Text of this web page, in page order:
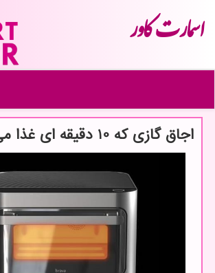
اسمارت كاور
اجاق گازی که 10 دقیقه ای غذا می پزد